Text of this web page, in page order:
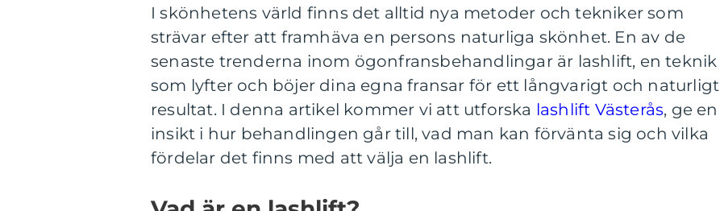
I skönhetens värld finns det alltid nya metoder och tekniker som
strävar efter att framhäva en persons naturliga skönhet. En av de
senaste trenderna inom ögonfransbehandlingar är lashlift, en teknik
som lyfter och böjer dina egna fransar för ett långvarigt och naturligt
resultat. I denna artikel kommer vi att utforska lashlift Västerås, ge en
insikt i hur behandlingen går till, vad man kan förvänta sig och vilka
fördelar det finns med att välja en lashlift.